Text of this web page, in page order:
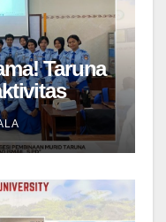
Taruna
Tes